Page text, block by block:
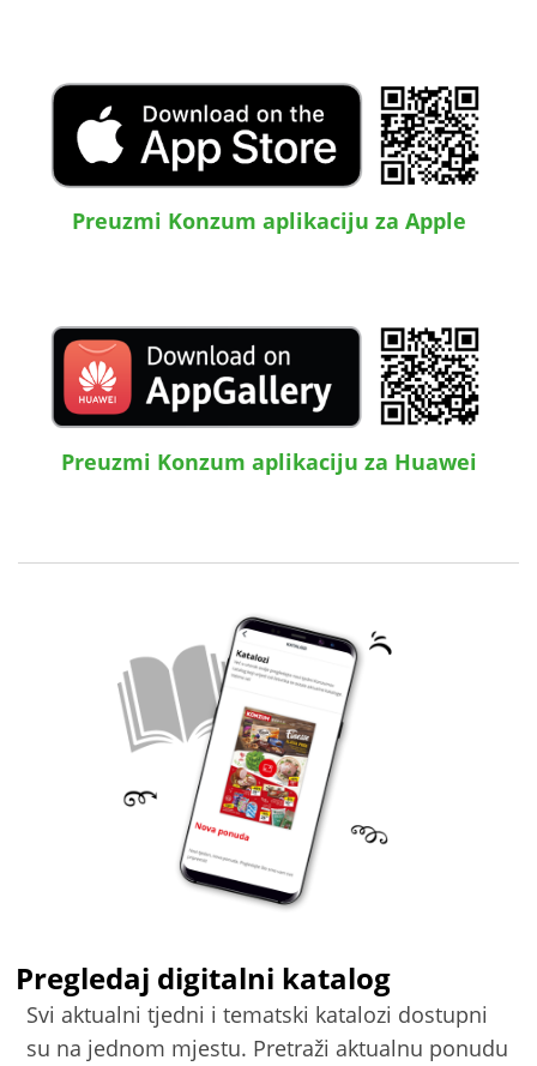
Preuzmi Konzum aplikaciju za Apple
Preuzmi Konzum aplikaciju za Huawei
Pregledaj digitalni katalog
Svi aktualni tjedni i tematski katalozi dostupni
su na jednom mjestu. Pretraži aktualnu ponudu